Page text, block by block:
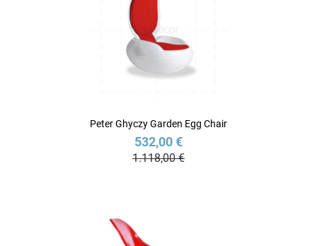
Peter Ghyczy Garden Egg Chair
532,00 €
1.118,00 €